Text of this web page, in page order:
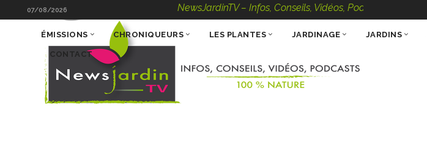
07/08/2026 NewsJardinTV – Infos, Conseils, Vidéos, Podcasts – 100 % Nature
ÉMISSIONS CHRONIQUEURS LES PLANTES JARDINAGE JARDINS
CONTACT